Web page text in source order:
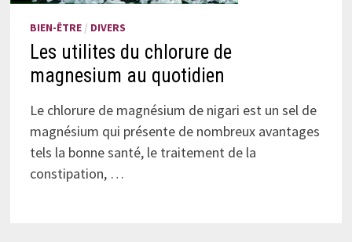
BIEN-ÊTRE / DIVERS
Les utilites du chlorure de
magnesium au quotidien
Le chlorure de magnésium de nigari est un sel de
magnésium qui présente de nombreux avantages
tels la bonne santé, le traitement de la
constipation, …